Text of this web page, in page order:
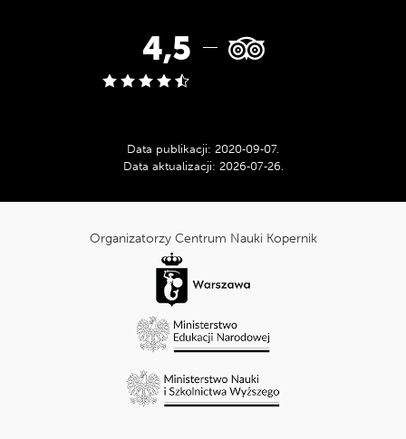
Ocena
w
serwisie
Tripadvisor:
4,5
Data publikacji: 2020‑09‑07.
Data aktualizacji: 2026‑07‑26
Organizatorzy Centrum Nauki Kopernik